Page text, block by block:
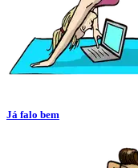
Já falo bem